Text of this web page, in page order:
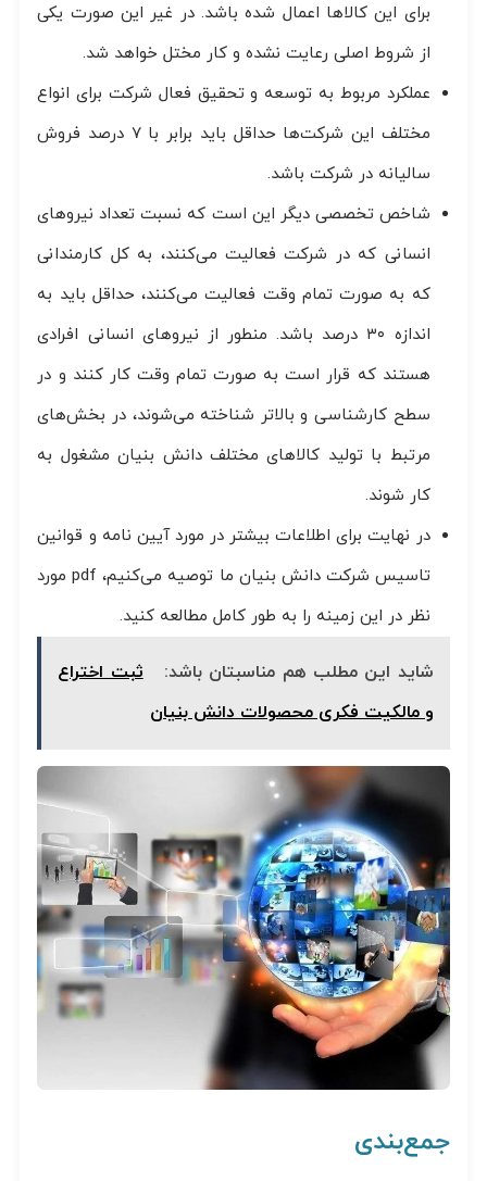
برای این کالاها اعمال شده باشد. در غیر این صورت یکی
از شروط اصلی رعایت نشده و کار مختل خواهد شد.
عملکرد مربوط به توسعه و تحقیق فعال شرکت برای انواع
مختلف این شرکت‌ها حداقل باید برابر با ۷ درصد فروش
سالیانه در شرکت باشد.
شاخص تخصصی دیگر این است که نسبت تعداد نیروهای
انسانی که در شرکت فعالیت می‌کنند، به کل کارمندانی
که به صورت تمام وقت فعالیت می‌کنند، حداقل باید به
اندازه ۳۰ درصد باشد. منطور از نیروهای انسانی افرادی
هستند که قرار است به صورت تمام وقت کار کنند و در
سطح کارشناسی و بالاتر شناخته می‌شوند، در بخش‌های
مرتبط با تولید کالاهای مختلف دانش بنیان مشغول به
کار شوند.
در نهایت برای اطلاعات بیشتر در مورد آیین نامه و قوانین
تاسیس شرکت دانش بنیان ما توصیه می‌کنیم، pdf مورد
نظر در این زمینه را به طور کامل مطالعه کنید.
شاید این مطلب هم مناسبتان باشد:
ثبت اختراع
و مالکیت فکری محصولات دانش ‌بنیان
جمع‌بندی